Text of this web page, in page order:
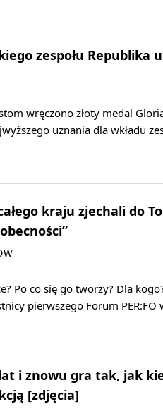
zespołu Republika
wręczono złoty medal
uznania dla wkładu
kraju zjechali do
Po co się go tworzy? Dla
pierwszego Forum
i znowu gra tak, jak
[zdjęcia]